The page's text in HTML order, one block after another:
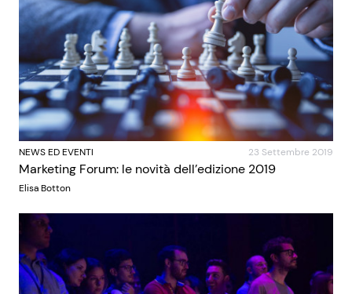
NEWS ED EVENTI 23 Settembre 2019
Marketing Forum: le novità dell’edizione 2019
Elisa Botton